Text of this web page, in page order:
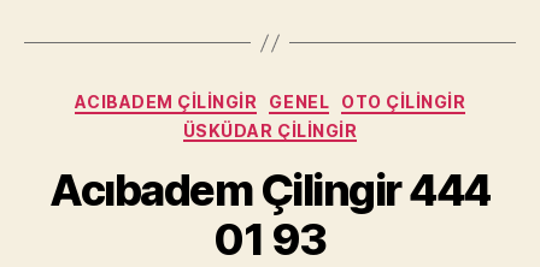
Kategoriler
ACIBADEM ÇILINGIR GENEL
OTO ÇILINGIR
ÜSKÜDAR ÇILINGIR
Acıbadem Çilingir 444
01 93